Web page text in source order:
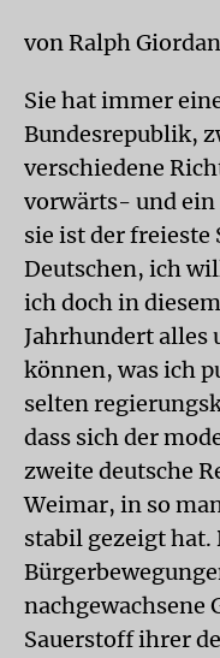
von Ralph
Sie hat immer
Bundesrepublik,
verschiedene
vorwärts- und ein
sie ist der freieste
Deutschen, ich
ich doch in
Jahrhundert
können, was ich
selten
dass sich der
zweite deutsche
Weimar, in so
stabil gezeigt hat.
nachgewachsene
Sauerstoff ihrer